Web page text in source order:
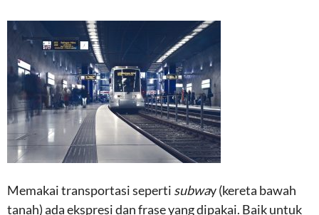
Memakai transportasi seperti subway (kereta bawah
tanah) ada ekspresi dan frase yang dipakai. Baik untuk